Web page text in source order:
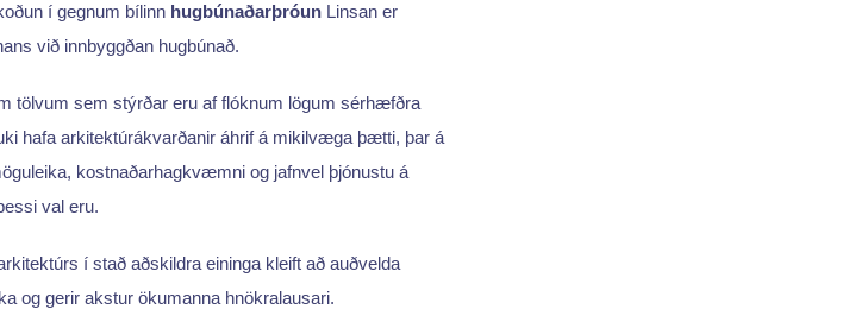
í gegnum bílinn hugbúnaðarþróunLinsan er
við innbyggðan hugbúnað.
tölvum sem stýrðar eru af flóknum lögum sérhæfðra
hafa arkitektúrákvarðanir áhrif á mikilvæga þætti, þar á
kostnaðarhagkvæmni og jafnvel þjónustu á
val eru.
í stað aðskildra eininga kleift að auðvelda
og gerir akstur ökumanna hnökralausari.